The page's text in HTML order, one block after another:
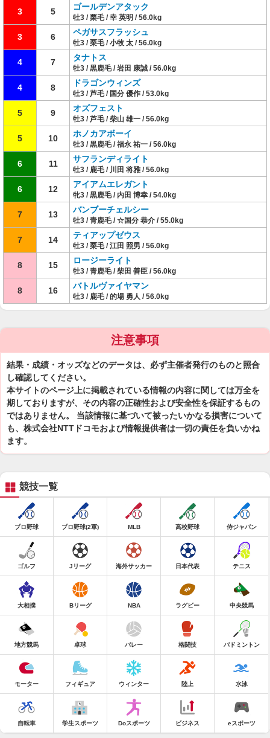
3 5 ゴールデンアタック
牡3 / 栗毛 / 幸 英明 / 56.0kg
3 6 ペガサスフラッシュ
牡3 / 栗毛 / 小牧 太 / 56.0kg
4 7 タナトス
牡3 / 黒鹿毛 / 岩田 康誠 / 56.0kg
4 8 ドラゴンウィンズ
牡3 / 芦毛 / 国分 優作 / 53.0kg
5 9 オズフェスト
牡3 / 芦毛 / 柴山 雄一 / 56.0kg
5 10 ホノカアボーイ
牡3 / 黒鹿毛 / 福永 祐一 / 56.0kg
6 11 サフランディライト
牡3 / 鹿毛 / 川田 将雅 / 56.0kg
6 12 アイアムエレガント
牝3 / 黒鹿毛 / 内田 博幸 / 54.0kg
7 13 バンブーチェルシー
牡3 / 青鹿毛 / ☆国分 恭介 / 55.0kg
7 14 ティアップゼウス
牡3 / 栗毛 / 江田 照男 / 56.0kg
8 15 ロージーライト
牡3 / 青鹿毛 / 柴田 善臣 / 56.0kg
8 16 バトルヴァイヤマン
牡3 / 鹿毛 / 的場 勇人 / 56.0kg
注意事項
結果・成績・オッズなどのデータは、必ず主催者発行のものと照合
し確認してください。
本サイトのページ上に掲載されている情報の内容に関しては万全を
期しておりますが、その内容の正確性および安全性を保証するもの
ではありません。 当該情報に基づいて被ったいかなる損害について
も、株式会社NTTドコモおよび情報提供者は一切の責任を負いかね
ます。
競技一覧
プロ野球 プロ野球(2軍) MLB 高校野球 侍ジャパン
ゴルフ Jリーグ 海外サッカー 日本代表 テニス
大相撲 Bリーグ NBA ラグビー 中央競馬
地方競馬 卓球 バレー 格闘技 バドミントン
モーター フィギュア ウィンター 陸上 水泳
自転車 学生スポーツ Doスポーツ ビジネス eスポーツ